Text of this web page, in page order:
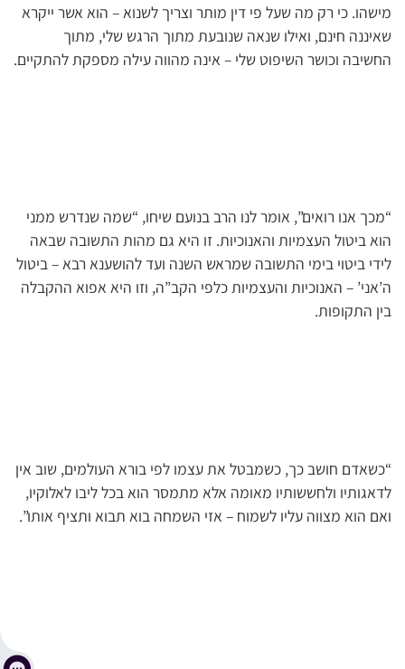
מישהו. כי רק מה שעל פי דין מותר וצריך לשנוא – הוא אשר ייקרא
שאיננה חינם, ואילו שנאה שנובעת מתוך הרגש שלי, מתוך
החשיבה וכושר השיפוט שלי – אינה מהווה עילה מספקת להתקיים.
“מכך אנו רואים”, אומר לנו הרב בנועם שיחו, “שמה שנדרש ממני
הוא ביטול העצמיות והאנוכיות. זו היא גם מהות התשובה שבאה
לידי ביטוי בימי התשובה שמראש השנה ועד להושענא רבא – ביטול
ה’אני’ – האנוכיות והעצמיות כלפי הקב”ה, וזו היא אפוא ההקבלה
בין התקופות.
“כשאדם חושב כך, כשמבטל את עצמו לפי בורא העולמים, שוב אין
לדאגותיו ולחששותיו מאומה אלא מתמסר הוא בכל ליבו לאלוקיו,
ואם הוא מצווה עליו לשמוח – אזי השמחה בוא תבוא ותציף אותו”.